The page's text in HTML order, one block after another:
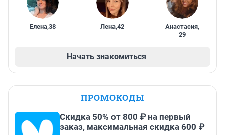
Елена,38 Лена,42 Анастасия,
29
Начать знакомиться
ПРОМОКОДЫ
Скидка 50% от 800 ₽ на первый
заказ, максимальная скидка 600 ₽